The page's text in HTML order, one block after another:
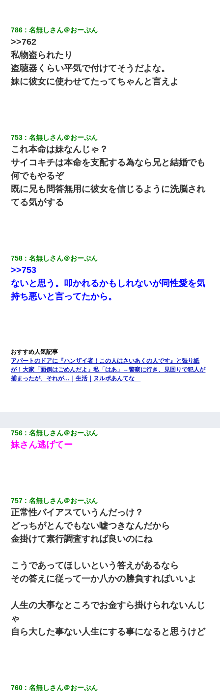
786 名無しさん＠おーぷん
>>762
私物盗られたり
盗聴器くらい平気で付けてそうだよな。
妹に彼女に使わせてたってちゃんと言えよ
753 名無しさん＠おーぷん
これ本命は妹なんじゃ？
サイコキチは本命を支配する為なら兄と結婚でも
何でもやるぞ
既に兄も問答無用に彼女を信じるように洗脳され
てる気がする
758 名無しさん＠おーぷん
>>753
ないと思う。叩かれるかもしれないが同性愛を気
持ち悪いと言ってたから。
アパートのドアに『ハンザイ者！この人はさいあくの人です』と張り紙
が！大家「面倒はごめんだよ」私「はあ」→警察に行き、見回りで犯人が
捕まったが、それが…｜生活｜ヌルポあんてな
756 名無しさん＠おーぷん
妹さん逃げてー
757 名無しさん＠おーぷん
正常性バイアスていうんだっけ？
どっちがとんでもない嘘つきなんだから
金掛けて素行調査すれば良いのにね
こうであってほしいという答えがあるなら
その答えに従って一か八かの勝負すればいいよ
人生の大事なところでお金すら掛けられないんじ
ゃ
自ら大した事ない人生にする事になると思うけど
760 名無しさん＠おーぷん